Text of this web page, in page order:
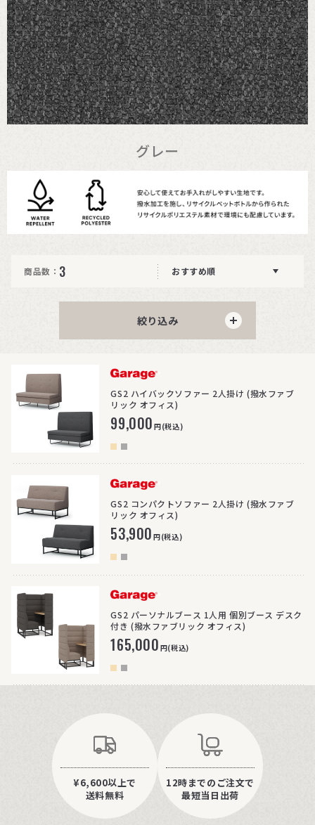
グレー
商品数： 3 おすすめ順
絞り込み
>
GS2 ハイバックソファー 2人掛け (撥水ファブ
リック オフィス)
99,000円(税込)
>
GS2 コンパクトソファー 2人掛け (撥水ファブ
リック オフィス)
53,900円(税込)
>
GS2 パーソナルブース 1人用 個別ブース デスク
付き (撥水ファブリック オフィス)
165,000円(税込)
¥6,600以上で
送料無料
12時までのご注文で
最短当日出荷